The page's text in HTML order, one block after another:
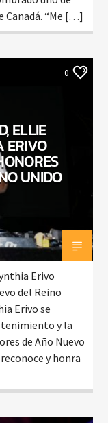
Canadá. “Me […]
0
ELLIE
ERIVO
UNIDO
Erivo
del Reino
Erivo se
y la
de Año Nuevo
y honra